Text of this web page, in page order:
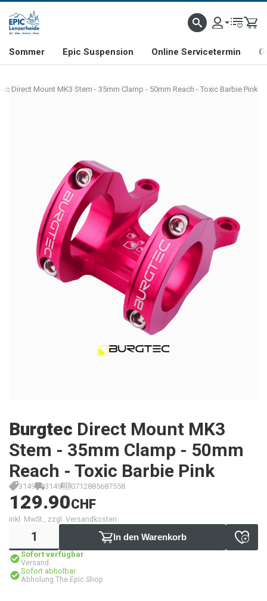
& FREERIDE-SPEZIALIST SCHWEIZER FIRMA SHOP & SHOWROOM IN
Sommer Epic Suspension Online Servicetermin
Direct Mount MK3 Stem - 35mm Clamp - 50mm Reach - Toxic Barbie Pink
Burgtec Direct Mount MK3
Stem - 35mm Clamp - 50mm
Reach - Toxic Barbie Pink
3149 3149 0712885687558
129.90CHF
inkl. MwSt., zzgl. Versandkosten
In den Warenkorb
Sofort verfügbar
Versand
Sofort abholbar
Abholung The Epic Shop